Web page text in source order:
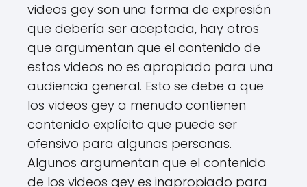
videos gey son una forma de expresión
que debería ser aceptada, hay otros
que argumentan que el contenido de
estos videos no es apropiado para una
audiencia general. Esto se debe a que
los videos gey a menudo contienen
contenido explícito que puede ser
ofensivo para algunas personas.
Algunos argumentan que el contenido
de los videos gey es inapropiado para